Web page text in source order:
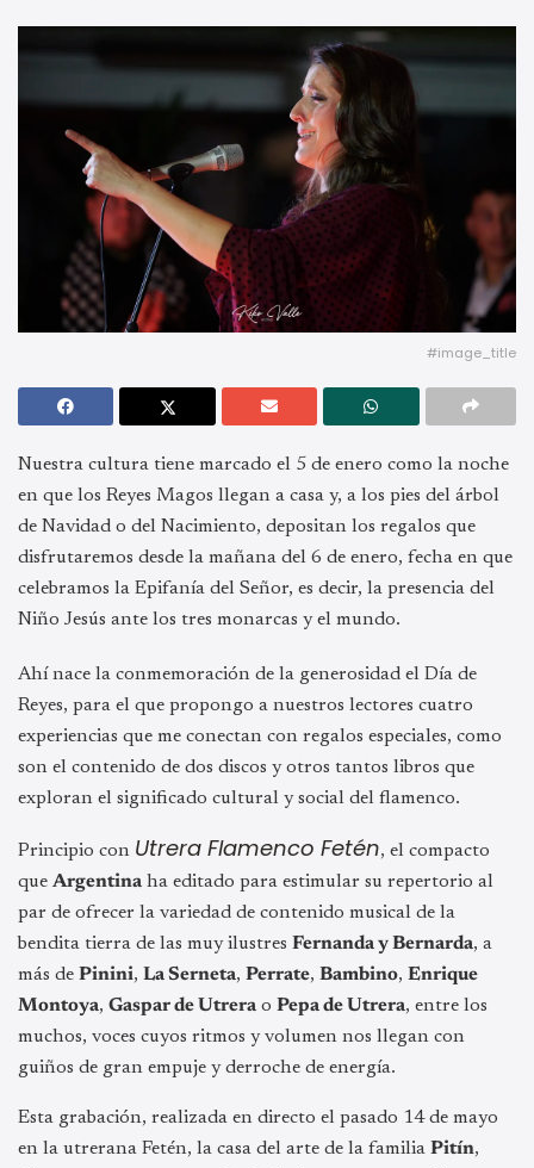
#image_title
Nuestra cultura tiene marcado el 5 de enero como la noche
en que los Reyes Magos llegan a casa y, a los pies del árbol
de Navidad o del Nacimiento, depositan los regalos que
disfrutaremos desde la mañana del 6 de enero, fecha en que
celebramos la Epifanía del Señor, es decir, la presencia del
Niño Jesús ante los tres monarcas y el mundo.
Ahí nace la conmemoración de la generosidad el Día de
Reyes, para el que propongo a nuestros lectores cuatro
experiencias que me conectan con regalos especiales, como
son el contenido de dos discos y otros tantos libros que
exploran el significado cultural y social del flamenco.
Principio con Utrera Flamenco Fetén, el compacto
que Argentina ha editado para estimular su repertorio al
par de ofrecer la variedad de contenido musical de la
bendita tierra de las muy ilustres Fernanda y Bernarda, a
más de Pinini, La Serneta, Perrate, Bambino, Enrique
Montoya, Gaspar de Utrera o Pepa de Utrera, entre los
muchos, voces cuyos ritmos y volumen nos llegan con
guiños de gran empuje y derroche de energía.
Esta grabación, realizada en directo el pasado 14 de mayo
en la utrerana Fetén, la casa del arte de la familia Pitín,